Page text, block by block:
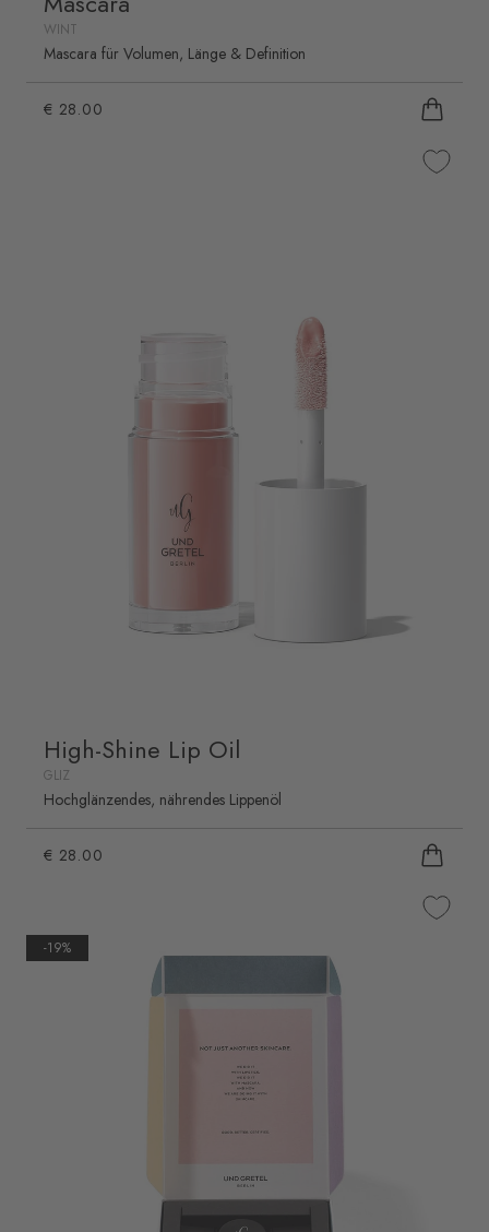
WINT
Mascara für Volumen, Länge & Definition
€ 28.00
High-Shine Lip Oil
GLIZ
Hochglänzendes, nährendes Lippenöl
€ 28.00
-19%